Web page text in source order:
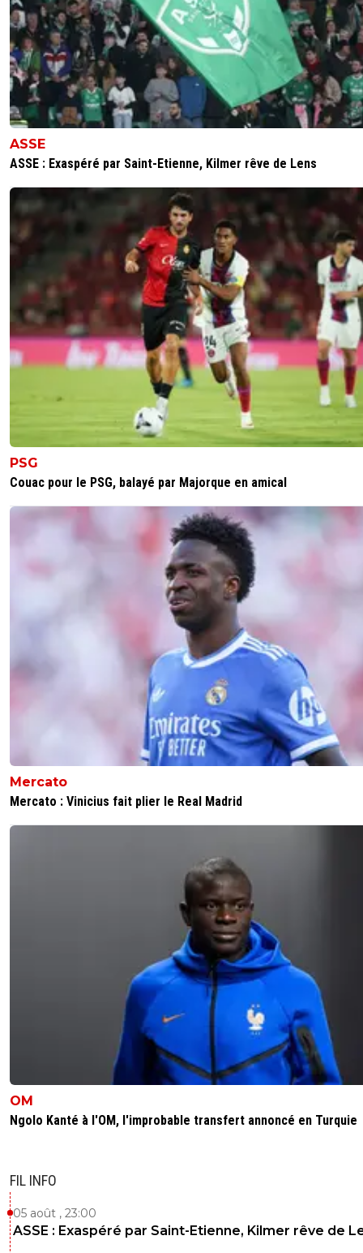
ASSE
ASSE : Exaspéré par Saint-Etienne, Kilmer rêve de Lens
PSG
Couac pour le PSG, balayé par Majorque en amical
Mercato
Mercato : Vinicius fait plier le Real Madrid
OM
Ngolo Kanté à l'OM, l'improbable transfert annoncé en Turquie
FIL INFO
05 août , 23:00
ASSE : Exaspéré par Saint-Etienne, Kilmer rêve de